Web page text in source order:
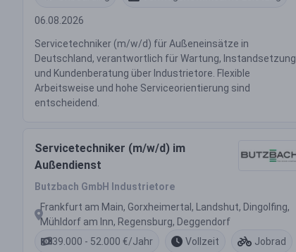
06.08.2026
Servicetechniker (m/w/d) für Außeneinsätze in
Deutschland, verantwortlich für Wartung, Instandsetzung
und Kundenberatung über Industrietore. Flexible
Arbeitsweise und hohe Serviceorientierung sind
entscheidend.
Servicetechniker (m/w/d) im
Außendienst
Butzbach GmbH Industrietore
Frankfurt am Main, Gorxheimertal, Landshut, Dingolfing,
Mühldorf am Inn, Regensburg, Deggendorf
39.000 - 52.000 €/Jahr
Vollzeit Jobrad